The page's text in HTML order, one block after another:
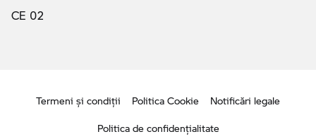
CE 02
Termeni şi condiţii Politica Cookie
Notificări legale
Politica de confidenţialitate